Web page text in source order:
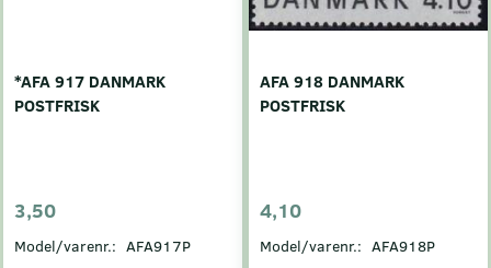
*AFA 917 DANMARK
POSTFRISK
3,50
Model/varenr.: AFA917P
AFA 918 DANMARK
POSTFRISK
4,10
Model/varenr.: AFA918P